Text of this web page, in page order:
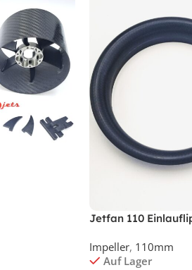
Jetfan 110
Impeller, 110mm
Auf Lager